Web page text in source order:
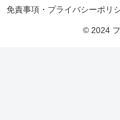
免責事項・プライバシーポリ
© 2024